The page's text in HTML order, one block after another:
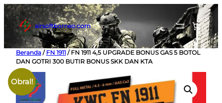
Lewati
ke
konten
airsoftborneo.com
Beranda / FN 1911 / FN 1911 4,5 UPGRADE BONUS GAS 5 BOTOL
DAN GOTRI 300 BUTIR BONUS SKK DAN KTA
Obral!